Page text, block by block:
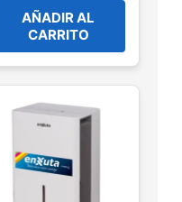
AÑADIR AL
CARRITO